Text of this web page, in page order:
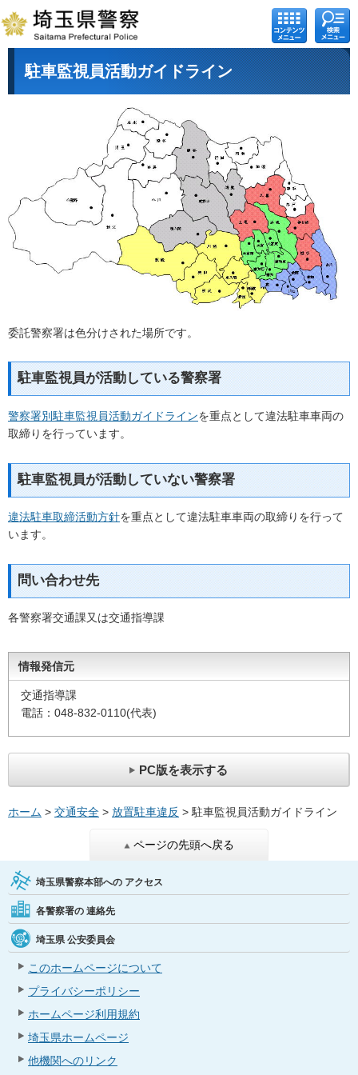
コンテ
ンツメ
ニュー
検索メ
ニュー
駐車監視員活動ガイドライン
委託警察署は色分けされた場所です。
駐車監視員が活動している警察署
警察署別駐車監視員活動ガイドラインを重点として違法駐車車両の
取締りを行っています。
駐車監視員が活動していない警察署
違法駐車取締活動方針を重点として違法駐車車両の取締りを行って
います。
問い合わせ先
各警察署交通課又は交通指導課
情報発信元
交通指導課
電話：048-832-0110(代表)
PC版を表示する
ホーム > 交通安全 > 放置駐車違反 > 駐車監視員活動ガイドライン
ページの先頭へ戻る
埼玉県警察本部への アクセス
各警察署の 連絡先
埼玉県 公安委員会
このホームページについて
プライバシーポリシー
ホームページ利用規約
埼玉県ホームページ
他機関へのリンク